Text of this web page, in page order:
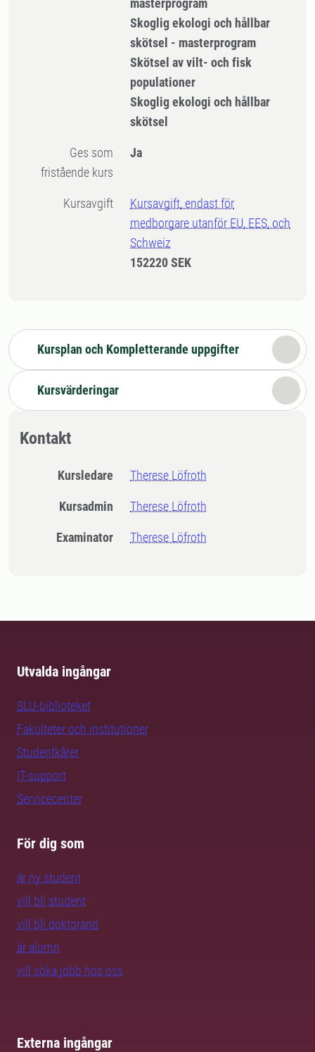
masterprogram
Skoglig ekologi och hållbar
skötsel - masterprogram
Skötsel av vilt- och fisk
populationer
Skoglig ekologi och hållbar
skötsel
Ges som
fristående kurs
Ja
Kursavgift
Kursavgift, endast för
medborgare utanför EU, EES, och
Schweiz
152220 SEK
Kursplan och Kompletterande uppgifter
Kursvärderingar
Kontakt
Kursledare Therese Löfroth
Kursadmin Therese Löfroth
Examinator Therese Löfroth
Utvalda ingångar
SLU-biblioteket
Fakulteter och institutioner
Studentkårer
IT-support
Servicecenter
För dig som
är ny student
vill bli student
vill bli doktorand
är alumn
vill söka jobb hos oss
Externa ingångar